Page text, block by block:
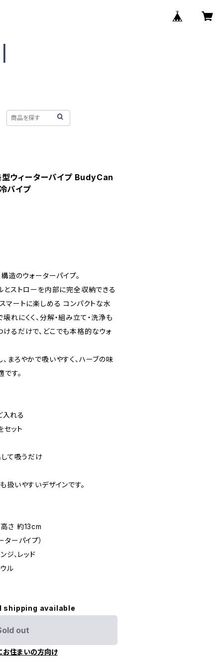
ウィーターパイプ BudyCan
パイプ
造のウォーターパイプ。
とストローを内部に完全収納できる
マートに楽しめる コンパクトな水
れにくく、分解・組み立て・洗浄も
るだけで、どこでも本格的なウォ
まろやかで吸いやすく、ハーブの味
す。
入れる
セット
て吸うだけ
いやすいデザインです。
さ 約13cm
ターパイプ）
ジ、レッド
ル
shipping available
out
お住まいの方向け